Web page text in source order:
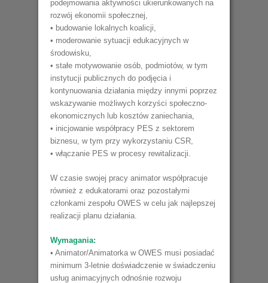
podejmowania aktywności ukierunkowanych na
rozwój ekonomii społecznej,
• budowanie lokalnych koalicji,
• moderowanie sytuacji edukacyjnych w
środowisku,
• stałe motywowanie osób, podmiotów, w tym
instytucji publicznych do podjęcia i
kontynuowania działania między innymi poprzez
wskazywanie możliwych korzyści społeczno-
ekonomicznych lub kosztów zaniechania,
• inicjowanie współpracy PES z sektorem
biznesu, w tym przy wykorzystaniu CSR,
• włączanie PES w procesy rewitalizacji.
W czasie swojej pracy animator współpracuje
również z edukatorami oraz pozostałymi
członkami zespołu OWES w celu jak najlepszej
realizacji planu działania.
Wymagania:
• Animator/Animatorka w OWES musi posiadać
minimum 3-letnie doświadczenie w świadczeniu
usług animacyjnych odnośnie rozwoju